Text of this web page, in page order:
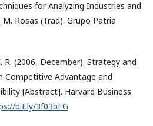
for Analyzing Industries and
Rosas (Trad). Grupo Patria
R. (2006, December). Strategy and
Competitive Advantage and
[Abstract]. Harvard Business
bit.ly/3f03bFG